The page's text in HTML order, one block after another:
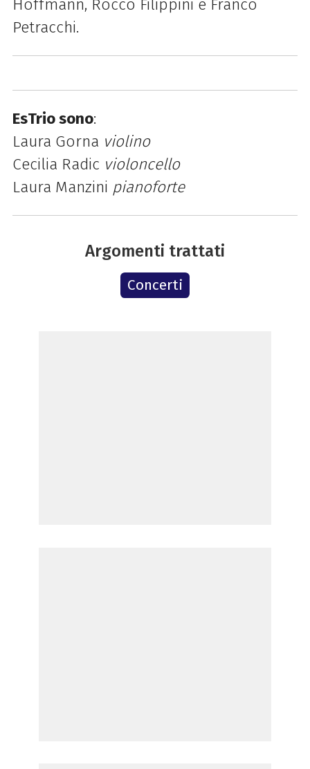
Hoffmann, Rocco Filippini e Franco
Petracchi.
EsTrio sono:
Laura Gorna violino
Cecilia Radic violoncello
Laura Manzini pianoforte
Argomenti trattati
Concerti